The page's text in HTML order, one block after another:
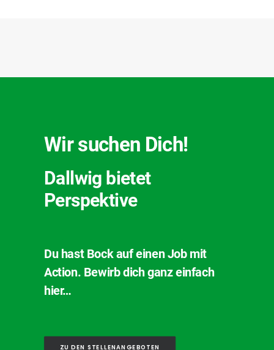
Wir suchen Dich!
Dallwig bietet
Perspektive
Du hast Bock auf einen Job mit
Action. Bewirb dich ganz einfach
hier…
ZU DEN STELLENANGEBOTEN